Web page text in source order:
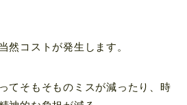
然コストが発生します。
てそもそものミスが減ったり、時